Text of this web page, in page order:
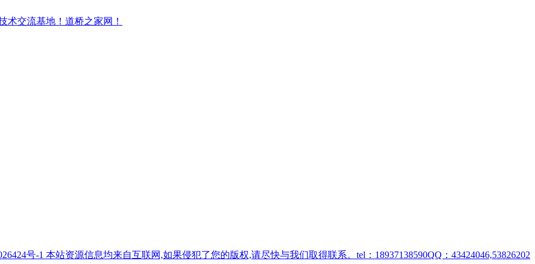
号-1 本站资源信息均来自互联网,如果侵犯了您的版权,请尽快与我们取得联系。tel：18937138590QQ：43424046,53826202